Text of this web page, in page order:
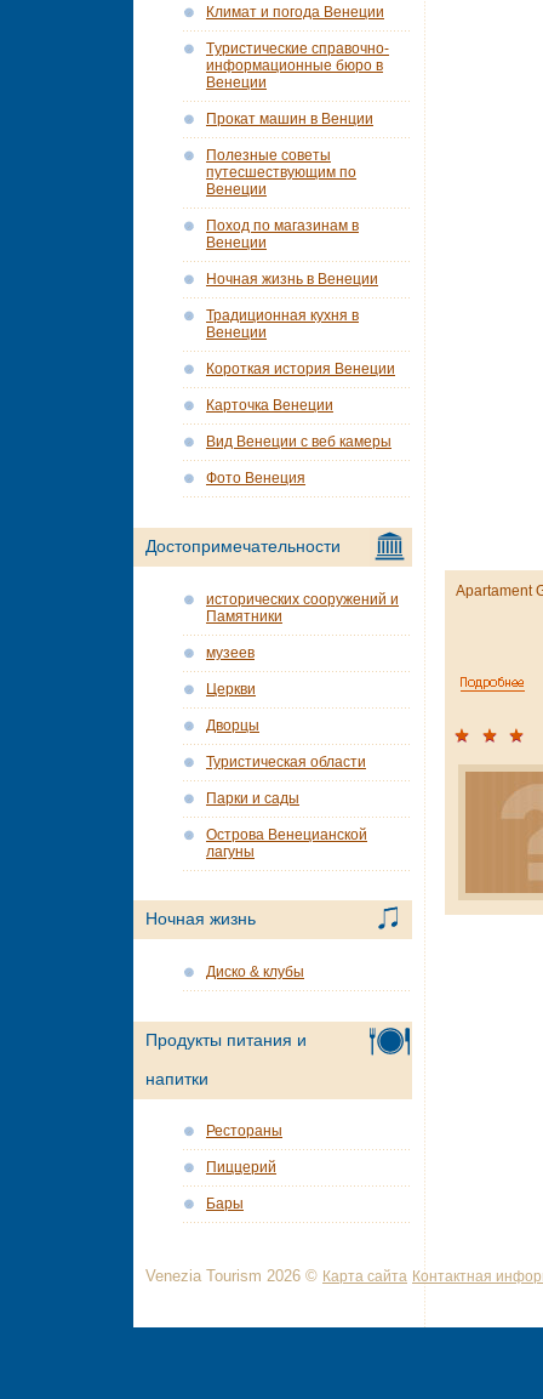
Apartament
Климат и погода Венеции
Tуристические справочно-
информационные бюро в
Венеции
Прокат машин в Венции
Полезные советы
путесшествующим по
Венеции
Поход по магазинам в
Венеции
Ночная жизнь в Венеции
Традиционная кухня в
Венеции
Короткая история Венеции
Карточка Венеции
Вид Венеции с веб камеры
Фото Венеция
Достопримечательности
исторических сооружений и
Памятники
музеев
Церкви
Дворцы
Туристическая области
Парки и сады
Острова Венецианской
лагуны
Ночная жизнь
Диско & клубы
Продукты питания и
напитки
Рестораны
Пиццерий
Бары
Venezia Tourism 2026 © Карта сайта Контактная